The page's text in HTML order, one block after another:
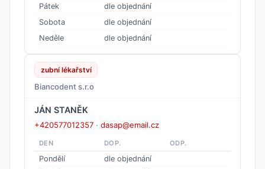
Pátek
dle objednání
Sobota
dle objednání
Neděle
dle objednání
zubní lékařství
Biancodent s.r.o
JÁN STANĚK
+420577012357 · dasap@email.cz
DEN DOP. ODP.
Pondělí
dle objednání